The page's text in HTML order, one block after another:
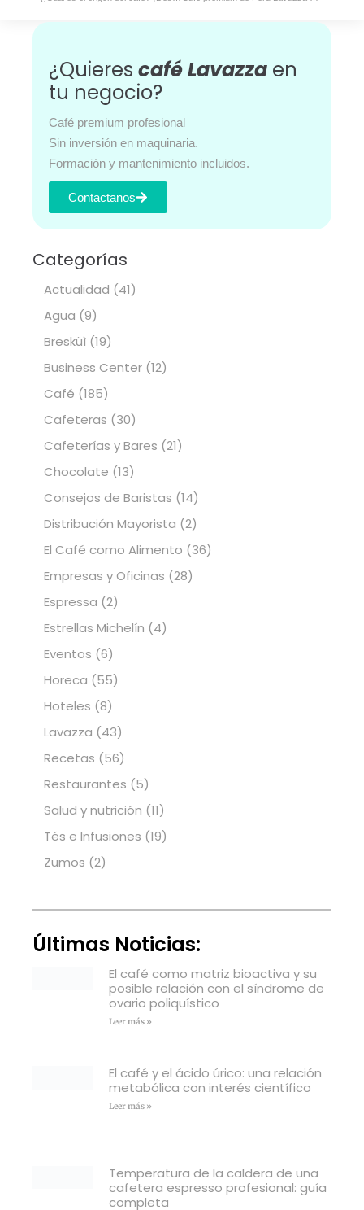
¿Quieres café Lavazza en
tu negocio?
Café premium profesional
Sin inversión en maquinaria.
Formación y mantenimiento incluidos.
Contactanos
Categorías
Actualidad (41)
Agua (9)
Bresküì (19)
Business Center (12)
Café (185)
Cafeteras (30)
Cafeterías y Bares (21)
Chocolate (13)
Consejos de Baristas (14)
Distribución Mayorista (2)
El Café como Alimento (36)
Empresas y Oficinas (28)
Espressa (2)
Estrellas Michelín (4)
Eventos (6)
Horeca (55)
Hoteles (8)
Lavazza (43)
Recetas (56)
Restaurantes (5)
Salud y nutrición (11)
Tés e Infusiones (19)
Zumos (2)
Últimas Noticias:
El café como matriz bioactiva y su
posible relación con el síndrome de
ovario poliquístico
Leer más »
El café y el ácido úrico: una relación
metabólica con interés científico
Leer más »
Temperatura de la caldera de una
cafetera espresso profesional: guía
completa